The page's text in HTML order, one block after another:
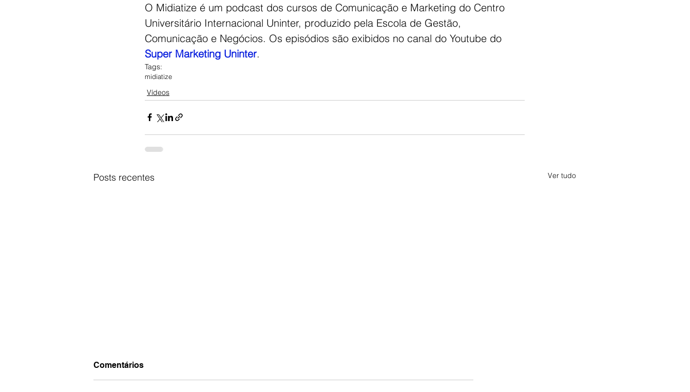
O Midiatize é um podcast dos cursos de Comunicação e Marketing do Centro
Universitário Internacional Uninter, produzido pela Escola de Gestão,
Comunicação e Negócios. Os episódios são exibidos no canal do Youtube do
Super Marketing Uninter.
Tags:
midiatize
Vídeos
Posts recentes Ver tudo
Comentários